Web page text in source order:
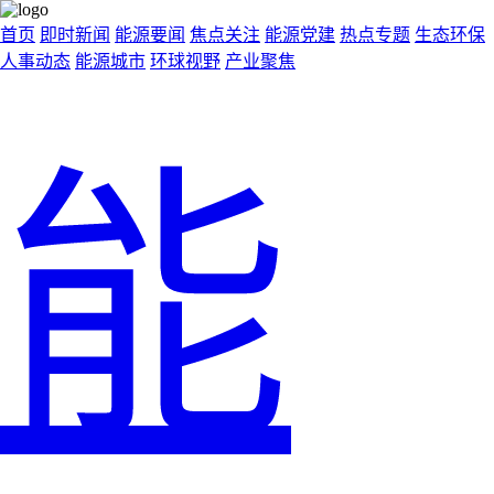
首页 即时新闻 能源要闻 焦点关注 能源党建 热点专题 生态环保
人事动态 能源城市 环球视野 产业聚焦
能